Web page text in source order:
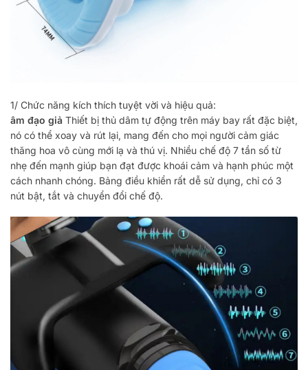
1/ Chức năng kích thích tuyệt vời và hiệu quả:
âm đạo giả Thiết bị thủ dâm tự động trên máy bay rất đặc biệt,
nó có thể xoay và rút lại, mang đến cho mọi người cảm giác
thăng hoa vô cùng mới lạ và thú vị. Nhiều chế độ 7 tần số từ
nhẹ đến mạnh giúp bạn đạt được khoái cảm và hạnh phúc một
cách nhanh chóng. Bảng điều khiển rất dễ sử dụng, chỉ có 3
nút bật, tắt và chuyển đổi chế độ.